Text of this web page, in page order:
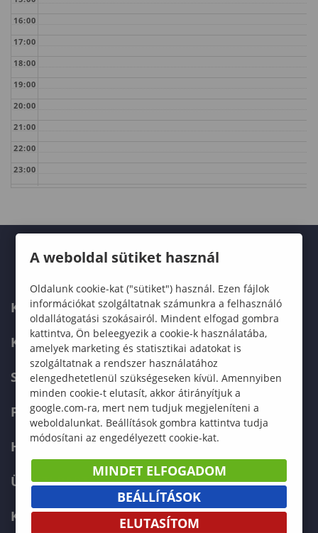
16:00
17:00
18:00
19:00
20:00
21:00
22:00
23:00
KAPCSOLAT
KÉPZÉSKERESŐ
SZERVEZETI FELÉPÍTÉS
FELVÉTELIZŐKNEK
HALLGATÓKNAK
ÜZLETI PARTNEREKNEK
KARRIER
A weboldal sütiket használ
Oldalunk cookie-kat ("sütiket") használ. Ezen fájlok
információkat szolgáltatnak számunkra a felhasználó
oldallátogatási szokásairól. Mindent elfogad gombra
kattintva, Ön beleegyezik a cookie-k használatába,
amelyek marketing és statisztikai adatokat is
szolgáltatnak a rendszer használatához
elengedhetetlenül szükségeseken kívül. Amennyiben
minden cookie-t elutasít, akkor átirányítjuk a
google.com-ra, mert nem tudjuk megjeleníteni a
weboldalunkat. Beállítások gombra kattintva tudja
módosítani az engedélyezett cookie-kat.
MINDET ELFOGADOM
BEÁLLÍTÁSOK
ELUTASÍTOM